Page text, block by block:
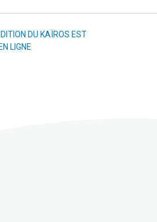
DU KAÏROS EST
EN LIGNE